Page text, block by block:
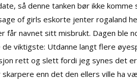
så denne tanken bør ikke komme
of girls eskorte jenter rogaland
navnet sitt misbrukt. Dagen ble
viktigste: Utdanne langt flere
rett og slett fordi jeg synes det
enn det den ellers ville ha